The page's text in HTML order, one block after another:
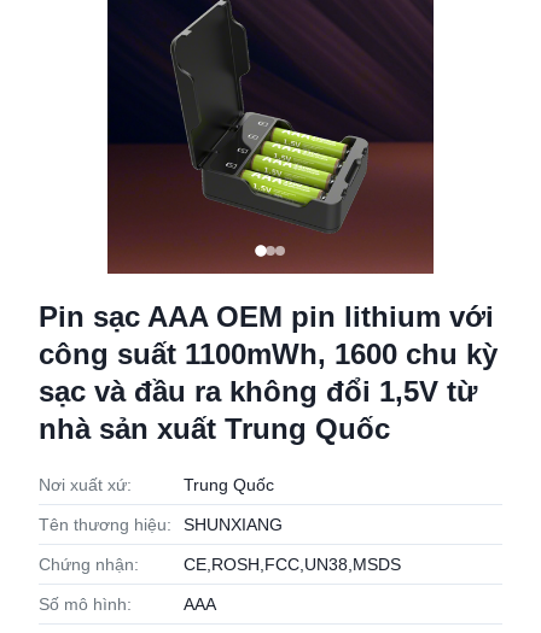
Pin sạc AAA OEM pin lithium với
công suất 1100mWh, 1600 chu kỳ
sạc và đầu ra không đổi 1,5V từ
nhà sản xuất Trung Quốc
Nơi xuất xứ: Trung Quốc
Tên thương hiệu: SHUNXIANG
Chứng nhận: CE,ROSH,FCC,UN38,MSDS
Số mô hình: AAA